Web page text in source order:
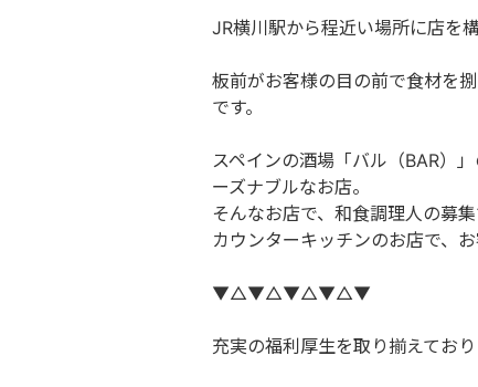
JR横川駅から程近い場所に店を
板前がお客様の目の前で食材を
です。
スペインの酒場「バル（BAR）
ーズナブルなお店。
そんなお店で、和食調理人の募集
カウンターキッチンのお店で、
▼△▼△▼△▼△▼
充実の福利厚生を取り揃えており